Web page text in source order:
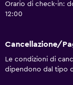
Orario di check-in:
12:00
Cancellazione/
Le condizioni di
dipendono dal tipo